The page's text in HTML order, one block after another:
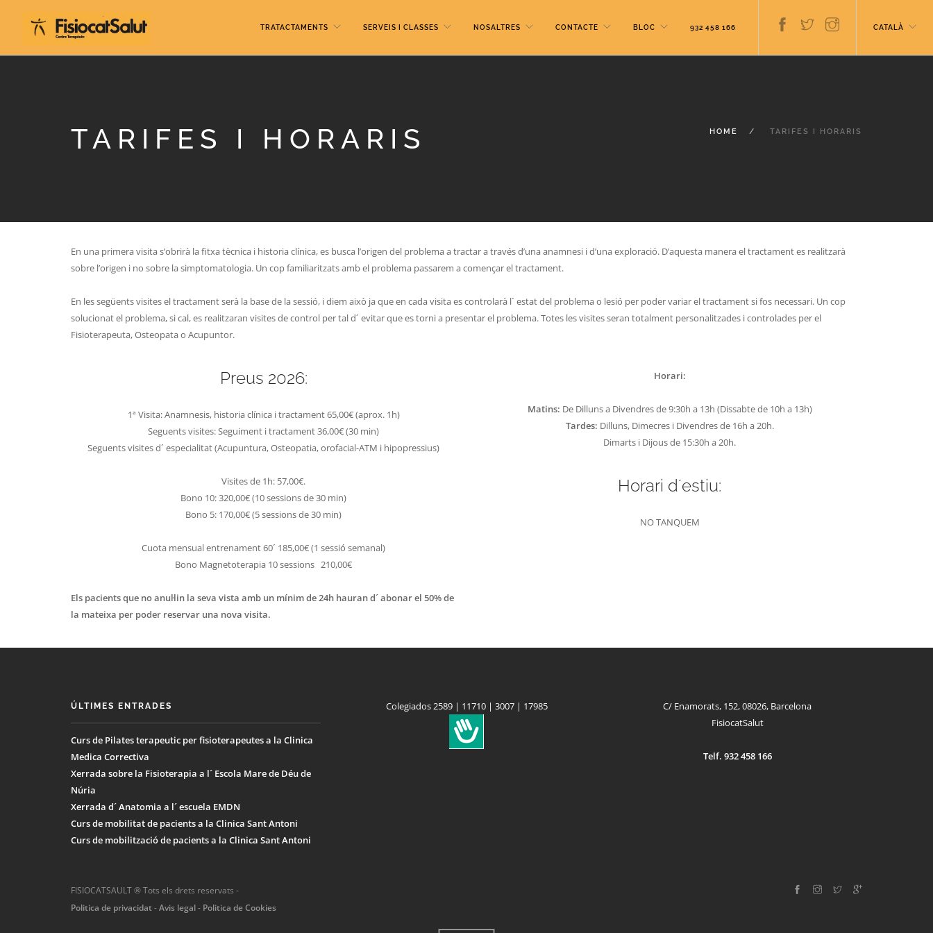
TRATACTAMENTS SERVEIS I CLASSES NOSALTRES CONTACTE BLOC 932 458 166 CATALÀ
TARIFES I HORARIS HOME TARIFES I HORARIS
En una primera visita s’obrirà la fitxa tècnica i historia clínica, es busca l’origen del problema a tractar a través d’una anamnesi i d’una exploració. D’aquesta manera el tractament es realitzarà
sobre l’origen i no sobre la simptomatologia. Un cop familiaritzats amb el problema passarem a començar el tractament.
En les següents visites el tractament serà la base de la sessió, i diem això ja que en cada visita es controlarà l´ estat del problema o lesió per poder variar el tractament si fos necessari. Un cop
solucionat el problema, si cal, es realitzaran visites de control per tal d´ evitar que es torni a presentar el problema. Totes les visites seran totalment personalitzades i controlades per el
Fisioterapeuta, Osteopata o Acupuntor.
Preus 2026:
1ª Visita: Anamnesis, historia clínica i tractament 65,00€ (aprox. 1h)
Seguents visites: Seguiment i tractament 36,00€ (30 min)
Seguents visites d´ especialitat (Acupuntura, Osteopatia, orofacial-ATM i hipopressius)
Visites de 1h: 57,00€.
Bono 10: 320,00€ (10 sessions de 30 min)
Bono 5: 170,00€ (5 sessions de 30 min)
Cuota mensual entrenament 60´ 185,00€ (1 sessió semanal)
Bono Magnetoterapia 10 sessions 210,00€
Els pacients que no anul·lin la seva vista amb un mínim de 24h hauran d´ abonar el 50% de
la mateixa per poder reservar una nova visita.
Horari:
Matins: De Dilluns a Divendres de 9:30h a 13h (Dissabte de 10h a 13h)
Tardes: Dilluns, Dimecres i Divendres de 16h a 20h.
Dimarts i Dijous de 15:30h a 20h.
Horari d´estiu:
NO TANQUEM
ÚLTIMES ENTRADES
Curs de Pilates terapeutic per fisioterapeutes a la Clinica
Medica Correctiva
Xerrada sobre la Fisioterapia a l´ Escola Mare de Déu de
Núria
Xerrada d´ Anatomia a l´ escuela EMDN
Curs de mobilitat de pacients a la Clinica Sant Antoni
Curs de mobilització de pacients a la Clinica Sant Antoni
Colegiados 2589 | 11710 | 3007 | 17985
C/ Enamorats, 152, 08026, Barcelona
FisiocatSalut
Telf. 932 458 166
FISIOCATSAULT ® Tots els drets reservats -
Politica de privacidat-Avis legal- Politica de Cookies